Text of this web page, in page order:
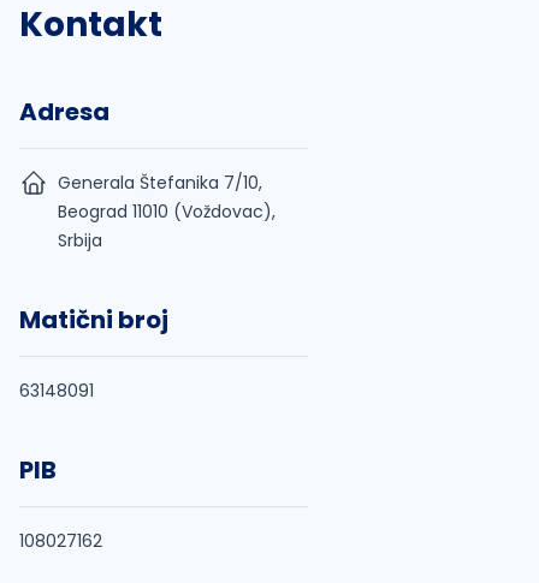
Kontakt
Adresa
Generala Štefanika 7/10,
Beograd 11010 (Voždovac),
Srbija
Matični broj
63148091
PIB
108027162